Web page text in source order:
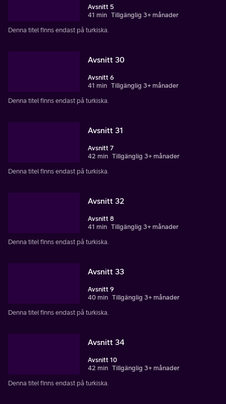
Avsnitt 5
41 min Tillgänglig 3+ månader
Denna titel finns endast på turkiska.
Avsnitt 30
Avsnitt 6
41 min Tillgänglig 3+ månader
Denna titel finns endast på turkiska.
Avsnitt 31
Avsnitt 7
42 min Tillgänglig 3+ månader
Denna titel finns endast på turkiska.
Avsnitt 32
Avsnitt 8
41 min Tillgänglig 3+ månader
Denna titel finns endast på turkiska.
Avsnitt 33
Avsnitt 9
40 min Tillgänglig 3+ månader
Denna titel finns endast på turkiska.
Avsnitt 34
Avsnitt 10
42 min Tillgänglig 3+ månader
Denna titel finns endast på turkiska.